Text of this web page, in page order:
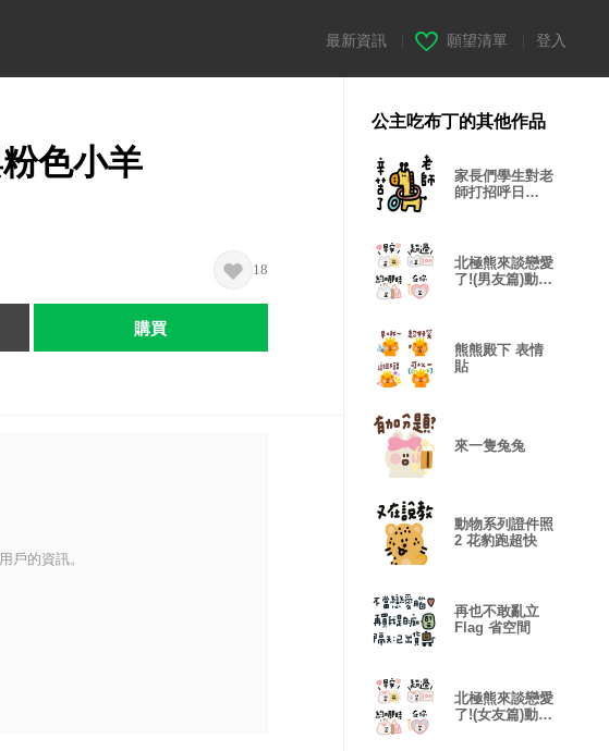
最新資訊 願望清單 登入
色小羊
18
購買
戶的資訊。
公主吃布丁的其他作品
家長們學生對老
師打招呼日
北極熊來談戀愛
了!(男友篇)動態
熊熊殿下 表情
貼
來一隻兔兔
動物系列證件照
2 花豹跑超快
再也不敢亂立
Flag 省空間
北極熊來談戀愛
了!(女友篇)動態